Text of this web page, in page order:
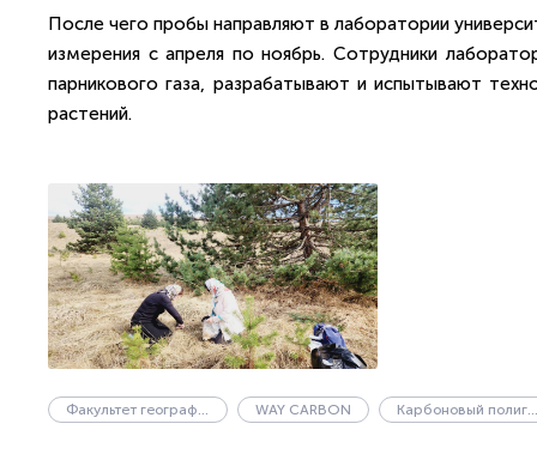
После чего пробы направляют в лаборатории
измерения с апреля по ноябрь. Сотрудники
парникового газа, разрабатывают и испытывают
растений.
Факультет географии и геоэкологии WAY CARBON Карбоновый полигон